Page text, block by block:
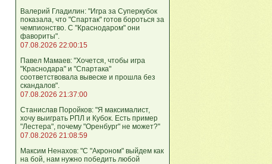
Валерий Гладилин: "Игра за Суперкубок
показала, что "Спартак" готов бороться за
чемпионство. С "Краснодаром" они
фавориты".
07.08.2026 22:00:15
Павел Мамаев: "Хочется, чтобы игра
"Краснодара" и "Спартака"
соответствовала вывеске и прошла без
скандалов".
07.08.2026 21:37:00
Станислав Поройков: "Я максималист,
хочу выиграть РПЛ и Кубок. Есть пример
"Лестера", почему "Оренбург" не может?"
07.08.2026 21:08:59
Максим Ненахов: "С "Акроном" выйдем как
на бой, нам нужно победить любой